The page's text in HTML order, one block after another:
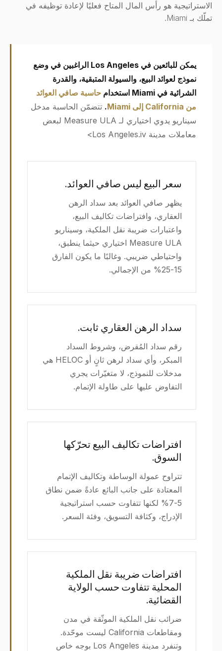
الاستراتيجية هو رأس المال المتاح فعليًا لإعادة توظيفه في
تملّك بـ Miami.
يمكن للبائعين في Los Angeles الراغبين في وضع
نموذج لعوائد البيع، والسيولة المتبقية، والقدرة
الشرائية في Miami استخدام
حاسبة صافي العوائد
من California إلى Miami
. تتضمّن الحاسبة مدخل
سيناريو يدوي اختياري لـ Measure ULA لبعض
معاملات مدينة Los Angeles.iv>
سعر البيع ليس صافي العوائد.
يظهر صافي العوائد بعد سداد الرهن
العقاري، وافتراضات تكاليف البيع،
واعتبارات ضريبة نقل الملكية، وسيناريو
Measure ULA اختياري حيثما ينطبق،
واحتياطي ضريبي. وغالبًا ما يكون الفارق
15-25% من الإجمالي.
سداد الرهن العقاري ثابت.
رقم سداد المُقرض، وشروط السداد
المبكر، وأي سداد لرهن ثانٍ أو HELOC هي
مدخلات للنموذج، لا متغيّرات يجري
التفاوض عليها على طاولة الإتمام.
افتراضات تكاليف البيع تحرّكها
السوق.
تتراوح عمولة الوساطة وتكاليف الإتمام
المعتادة على جانب البائع عادةً ضمن نطاق
5-7% لكنها تتفاوت حسب استراتيجية
الإدراج، وكثافة التسويق، وفئة السعر.
افتراضات ضريبة نقل الملكية
المحلية تتفاوت حسب الولاية
القضائية.
ضرائب نقل الملكية الموثّقة في مدن
ومقاطعات California ليست موحّدة.
وتنفرد مدينة Los Angeles بوجه خاص